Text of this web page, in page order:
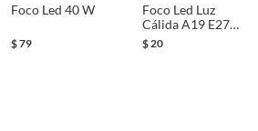
Foco Led 40 W
$79
Foco Led Luz
Cálida A19 E27
5W
$ 20